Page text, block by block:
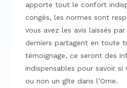
apporte tout le confort
congés, les normes sont
vous avez les avis laissés
derniers partagent en toute
témoignage, ce seront des
indispensables pour savoir si
ou non un gîte dans l’Orne.